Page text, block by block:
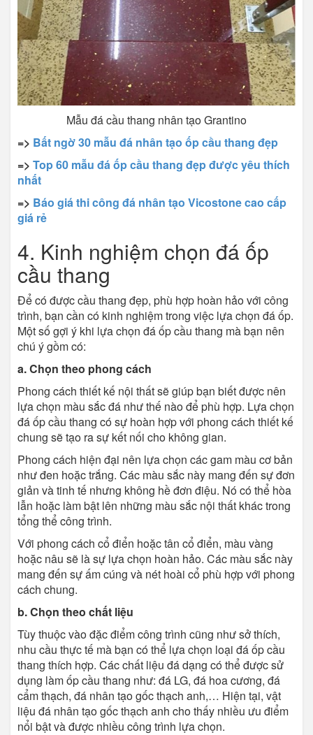
Mẫu đá cầu thang nhân tạo Grantino
=> Bất ngờ 30 mẫu đá nhân tạo ốp cầu thang đẹp
=> Top 60 mẫu đá ốp cầu thang đẹp được yêu thích
nhất
=> Báo giá thi công đá nhân tạo Vicostone cao cấp
giá rẻ
4. Kinh nghiệm chọn đá ốp
cầu thang
Để có được cầu thang đẹp, phù hợp hoàn hảo với công
trình, bạn cần có kinh nghiệm trong việc lựa chọn đá ốp.
Một số gợi ý khi lựa chọn đá ốp cầu thang mà bạn nên
chú ý gồm có:
a. Chọn theo phong cách
Phong cách thiết kế nội thất sẽ giúp bạn biết được nên
lựa chọn màu sắc đá như thế nào để phù hợp. Lựa chọn
đá ốp cầu thang có sự hoàn hợp với phong cách thiết kế
chung sẽ tạo ra sự kết nối cho không gian.
Phong cách hiện đại nên lựa chọn các gam màu cơ bản
như đen hoặc trắng. Các màu sắc này mang đến sự đơn
giản và tinh tế nhưng không hề đơn điệu. Nó có thể hòa
lẫn hoặc làm bật lên những màu sắc nội thất khác trong
tổng thể công trình.
Với phong cách cổ điển hoặc tân cổ điển, màu vàng
hoặc nâu sẽ là sự lựa chọn hoàn hảo. Các màu sắc này
mang đến sự ấm cúng và nét hoài cổ phù hợp với phong
cách chung.
b. Chọn theo chất liệu
Tùy thuộc vào đặc điểm công trình cũng như sở thích,
nhu cầu thực tế mà bạn có thể lựa chọn loại đá ốp cầu
thang thích hợp. Các chất liệu đá dạng có thể được sử
dụng làm ốp cầu thang như: đá LG, đá hoa cương, đá
cẩm thạch, đá nhân tạo gốc thạch anh,… Hiện tại, vật
liệu đá nhân tạo gốc thạch anh cho thấy nhiều ưu điểm
nổi bật và được nhiều công trình lựa chọn.